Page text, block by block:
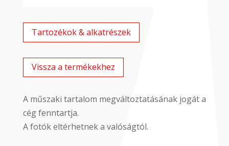
Tartozékok & alkatrészek
Vissza a termékekhez
A műszaki tartalom megváltoztatásának jogát a
cég fenntartja.
A fotók eltérhetnek a valóságtól.